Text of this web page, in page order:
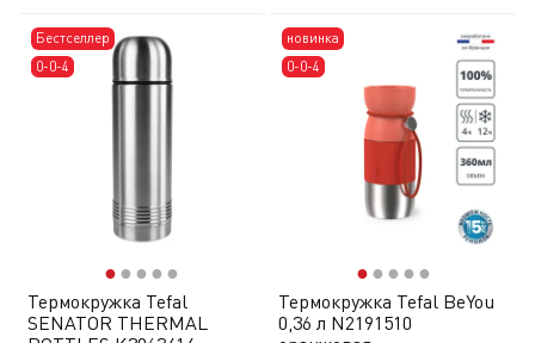
Бестселлер
0-0-4
●● ● ● ●
Термокружка Tefal
SENATOR THERMAL
новинка
0-0-4
●● ● ● ●
Термокружка Tefal BeYou
0,36 л N2191510